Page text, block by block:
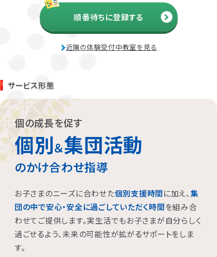
順番待ちに登録する
近隣の体験受付中教室を見る
サービス形態
個の成長を促す
個別＆集団活動
のかけ合わせ指導
お子さまのニーズに合わせた個別支援時間に加え、集
団の中で安心・安全に過ごしていただく時間を組み合
わせてご提供します。実生活でもお子さまが自分らしく
過ごせるよう、未来の可能性が拡がるサポートをしま
す。
保護者さまの
に役立つ
子育ての工夫を学ぶことができます。
よくある質問
お子さまに対する適切な関わり方がわかることで、
減り、怒る回数が減る、ということが研究を通して実証されていま
す。また、これまで1500名以上の方が受講され、「毎日のようにあっ
た癇癪が減った」「今まで何回言ってもやってくれなかった宿題をや
るようになった」など、多くの方にご好評をいただいています。
プログラムを聞くだけですか？
プログラムは、講座を聞くだけでなく、テキストに書き込んでいただ
いたり、保護者さまと講師とで対話したりしながら進めます。
受講時に学んだ内容を自宅に帰ってお子さまに実践していただき、
その結果を後日報告いただき振り返りしていきます。